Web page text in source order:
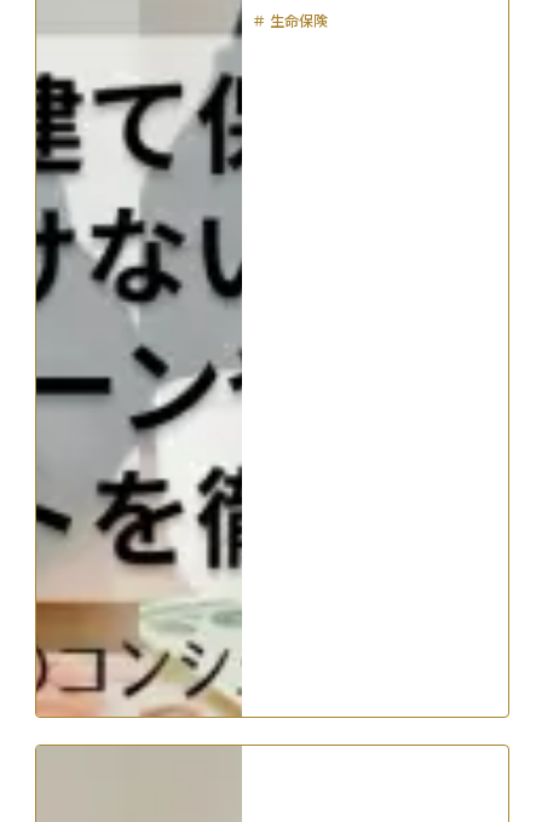
＃ 生命保険